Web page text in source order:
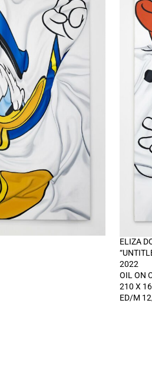
ELIZA
2022
OIL ON
210 X
ED/M